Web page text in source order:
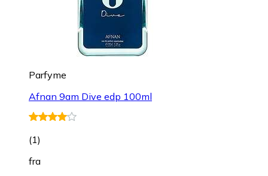
Parfyme
Afnan 9am Dive edp 100ml
(1)
fra